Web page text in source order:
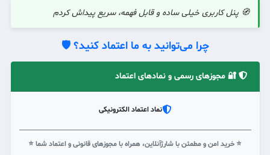
🧭 پنل کاربری خیلی ساده و قابل فهمه، سریع پیداش کردم
چرا می‌توانید به ما اعتماد کنید؟ 🛡️
🔐 مجوزهای رسمی و نمادهای اعتماد
نماد اعتماد الکترونیکی
⭐ خرید امن و مطمئن با شارژآنلاین، همراه با مجوزهای قانونی و اعتماد شما ⭐